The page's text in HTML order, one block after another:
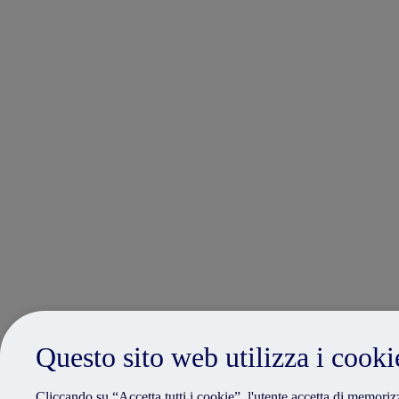
Questo sito web utilizza i